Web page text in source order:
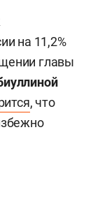
на 11,2%
главы
, что